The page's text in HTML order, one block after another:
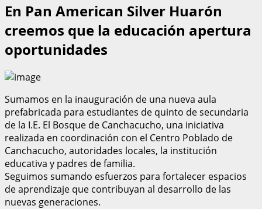
En Pan American Silver Huarón
creemos que la educación apertura
oportunidades
Sumamos en la inauguración de una nueva aula
prefabricada para estudiantes de quinto de secundaria
de la I.E. El Bosque de Canchacucho, una iniciativa
realizada en coordinación con el Centro Poblado de
Canchacucho, autoridades locales, la institución
educativa y padres de familia.
Seguimos sumando esfuerzos para fortalecer espacios
de aprendizaje que contribuyan al desarrollo de las
nuevas generaciones.